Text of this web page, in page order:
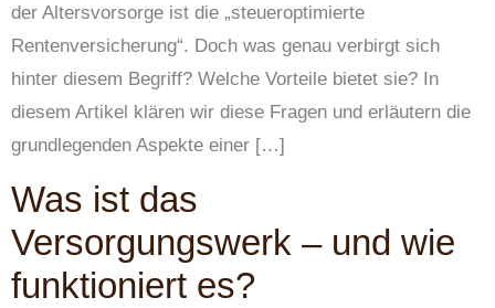
der Altersvorsorge ist die „steueroptimierte
Rentenversicherung“. Doch was genau verbirgt sich
hinter diesem Begriff? Welche Vorteile bietet sie? In
diesem Artikel klären wir diese Fragen und erläutern die
grundlegenden Aspekte einer […]
Was ist das
Versorgungswerk – und wie
funktioniert es?